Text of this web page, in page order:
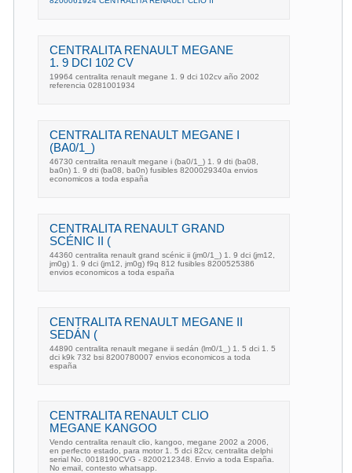
CENTRALITA RENAULT MEGANE
1. 9 DCI 102 CV
19964 centralita renault megane 1. 9 dci 102cv año 2002
referencia 0281001934
CENTRALITA RENAULT MEGANE I
(BA0/1_)
46730 centralita renault megane i (ba0/1_) 1. 9 dti (ba08,
ba0n) 1. 9 dti (ba08, ba0n) fusibles 8200029340a envios
economicos a toda españa
CENTRALITA RENAULT GRAND
SCÉNIC II (
44360 centralita renault grand scénic ii (jm0/1_) 1. 9 dci (jm12,
jm0g) 1. 9 dci (jm12, jm0g) f9q 812 fusibles 8200525386
envios economicos a toda españa
CENTRALITA RENAULT MEGANE II
SEDÁN (
44890 centralita renault megane ii sedán (lm0/1_) 1. 5 dci 1. 5
dci k9k 732 bsi 8200780007 envios economicos a toda
españa
CENTRALITA RENAULT CLIO
MEGANE KANGOO
Vendo centralita renault clio, kangoo, megane 2002 a 2006,
en perfecto estado, para motor 1. 5 dci 82cv, centralita delphi
serial No. 0018190CVG - 8200212348. Envio a toda España.
No email, contesto whatsapp.